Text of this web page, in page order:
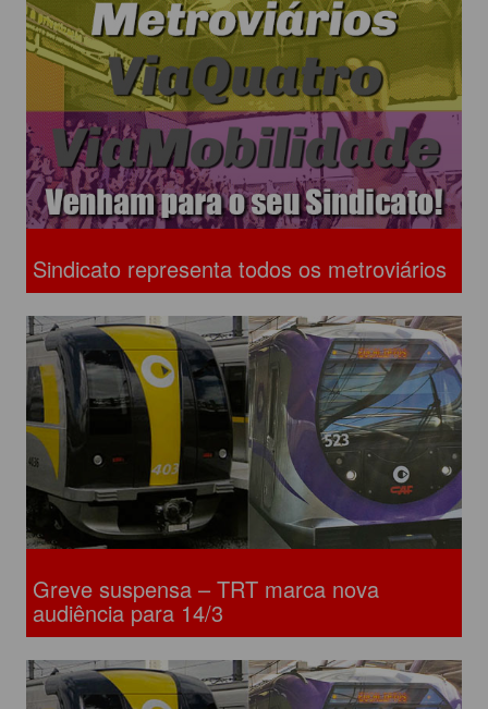
Sindicato representa todos os metroviários
Greve suspensa – TRT marca nova
audiência para 14/3